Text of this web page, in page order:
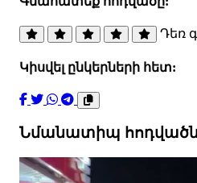
Դեռ
Կիսվել ընկերների հետ:
Նմանատիպ